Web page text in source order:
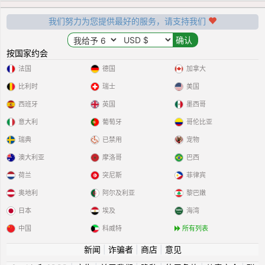
我们努力为您提供最好的服务，请支持我们
按国家约会
法国
比利时
西班牙
意大利
瑞典
德国
瑞士
英国
葡萄牙
已禁用
加拿大
美国
墨西哥
哥伦比亚
宠物
澳大利亚
荷兰
奥地利
日本
中国
摩洛哥
突尼斯
阿尔及利亚
埃及
科威特
巴西
菲律宾
黎巴嫩
海湾
所有列表
新闻 诈骗者| 商店| 意见